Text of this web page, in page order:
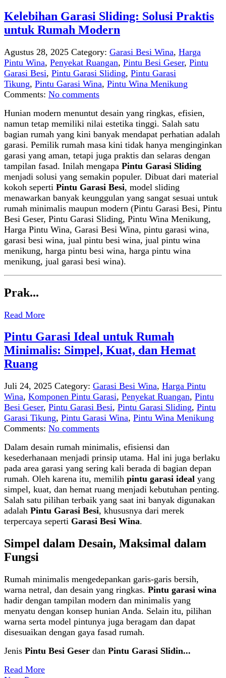
Kelebihan Garasi Sliding: Solusi Praktis
untuk Rumah Modern
Agustus 28, 2025 Category: Garasi Besi Wina, Harga
Pintu Wina, Penyekat Ruangan, Pintu Besi Geser, Pintu
Garasi Besi, Pintu Garasi Sliding, Pintu Garasi
Tikung, Pintu Garasi Wina, Pintu Wina Menikung
Comments: No comments
Hunian modern menuntut desain yang ringkas, efisien,
namun tetap memiliki nilai estetika tinggi. Salah satu
bagian rumah yang kini banyak mendapat perhatian adalah
garasi. Pemilik rumah masa kini tidak hanya menginginkan
garasi yang aman, tetapi juga praktis dan selaras dengan
tampilan fasad. Inilah mengapa Pintu Garasi Sliding
menjadi solusi yang semakin populer. Dibuat dari material
kokoh seperti Pintu Garasi Besi, model sliding
menawarkan banyak keunggulan yang sangat sesuai untuk
rumah minimalis maupun modern (Pintu Garasi Besi, Pintu
Besi Geser, Pintu Garasi Sliding, Pintu Wina Menikung,
Harga Pintu Wina, Garasi Besi Wina, pintu garasi wina,
garasi besi wina, jual pintu besi wina, jual pintu wina
menikung, harga pintu besi wina, harga pintu wina
menikung, jual garasi besi wina).
Prak...
Read More
Pintu Garasi Ideal untuk Rumah
Minimalis: Simpel, Kuat, dan Hemat
Ruang
Juli 24, 2025 Category: Garasi Besi Wina, Harga Pintu
Wina, Komponen Pintu Garasi, Penyekat Ruangan, Pintu
Besi Geser, Pintu Garasi Besi, Pintu Garasi Sliding, Pintu
Garasi Tikung, Pintu Garasi Wina, Pintu Wina Menikung
Comments: No comments
Dalam desain rumah minimalis, efisiensi dan
kesederhanaan menjadi prinsip utama. Hal ini juga berlaku
pada area garasi yang sering kali berada di bagian depan
rumah. Oleh karena itu, memilih pintu garasi ideal yang
simpel, kuat, dan hemat ruang menjadi kebutuhan penting.
Salah satu pilihan terbaik yang saat ini banyak digunakan
adalah Pintu Garasi Besi, khususnya dari merek
terpercaya seperti Garasi Besi Wina.
Simpel dalam Desain, Maksimal dalam
Fungsi
Rumah minimalis mengedepankan garis-garis bersih,
warna netral, dan desain yang ringkas. Pintu garasi wina
hadir dengan tampilan modern dan minimalis yang
menyatu dengan konsep hunian Anda. Selain itu, pilihan
warna serta model pintunya juga beragam dan dapat
disesuaikan dengan gaya fasad rumah.
Jenis Pintu Besi Geser dan Pintu Garasi Slidin...
Read More